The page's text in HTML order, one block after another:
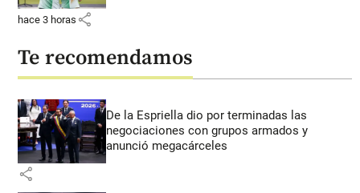
hace 3 horas share
Te recomendamos
De la Espriella dio por terminadas las
negociaciones con grupos armados y
anunció megacárceles
share